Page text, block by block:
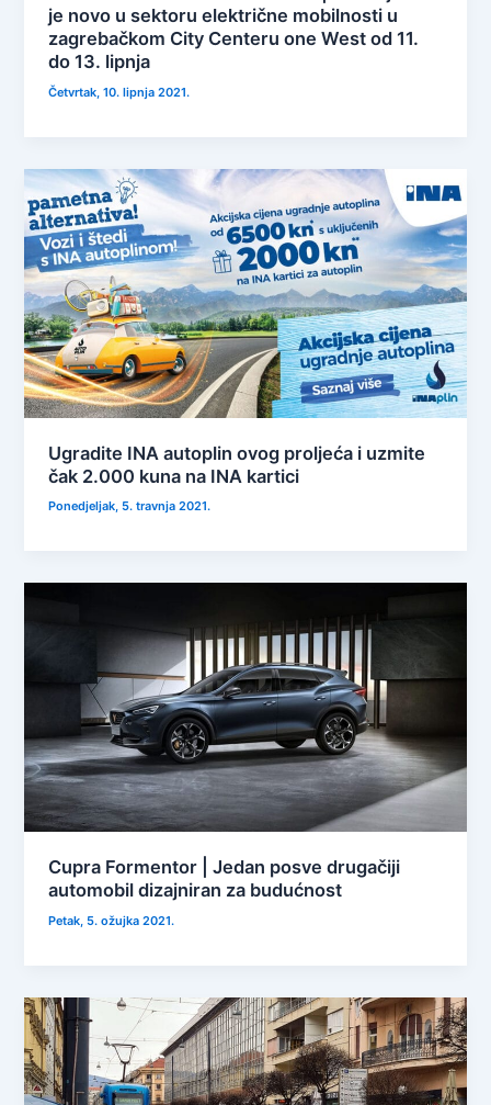
je novo u sektoru električne mobilnosti u
zagrebačkom City Centeru one West od 11.
do 13. lipnja
Četvrtak, 10. lipnja 2021.
Ugradite INA autoplin ovog proljeća i uzmite
čak 2.000 kuna na INA kartici
Ponedjeljak, 5. travnja 2021.
Cupra Formentor | Jedan posve drugačiji
automobil dizajniran za budućnost
Petak, 5. ožujka 2021.